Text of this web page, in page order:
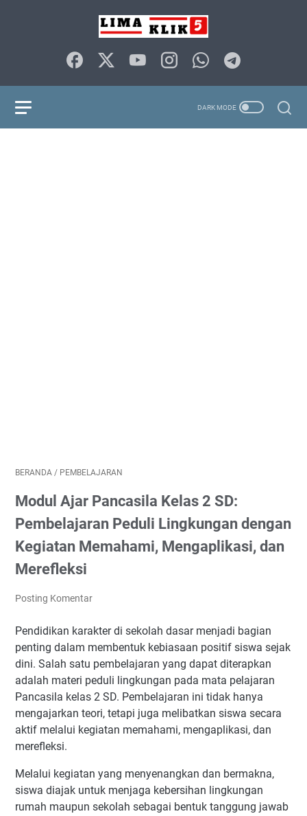
BERANDA / PEMBELAJARAN
Modul Ajar Pancasila Kelas 2 SD:
Pembelajaran Peduli Lingkungan dengan
Kegiatan Memahami, Mengaplikasi, dan
Merefleksi
Posting Komentar
Pendidikan karakter di sekolah dasar menjadi bagian
penting dalam membentuk kebiasaan positif siswa sejak
dini. Salah satu pembelajaran yang dapat diterapkan
adalah materi peduli lingkungan pada mata pelajaran
Pancasila kelas 2 SD. Pembelajaran ini tidak hanya
mengajarkan teori, tetapi juga melibatkan siswa secara
aktif melalui kegiatan memahami, mengaplikasi, dan
merefleksi.
Melalui kegiatan yang menyenangkan dan bermakna,
siswa diajak untuk menjaga kebersihan lingkungan
rumah maupun sekolah sebagai bentuk tanggung jawab